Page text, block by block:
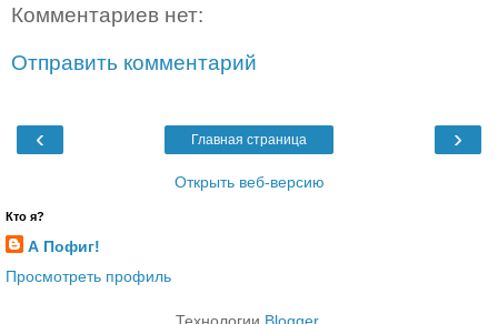
Комментариев нет:
Отправить комментарий
‹ ›
Главная страница
Открыть веб-версию
Кто я?
А Пофиг!
Просмотреть профиль